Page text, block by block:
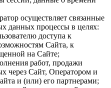
осуществляет связанные
данных процессы в целях:
доступа к
Сайта, к
на Сайте;
работ, продажи
через Сайт, Оператором и
и (или) его партнерами;